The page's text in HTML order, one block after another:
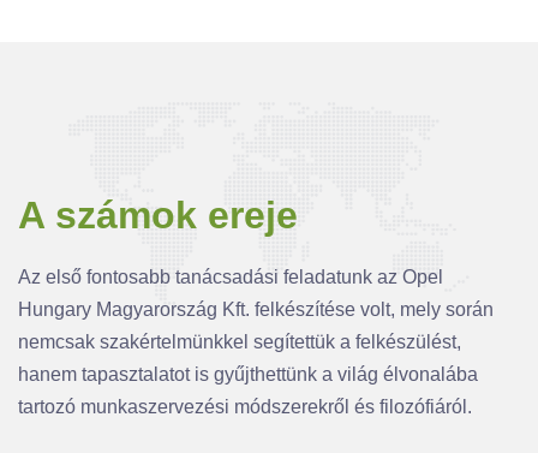
A számok ereje
Az első fontosabb tanácsadási feladatunk az Opel
Hungary Magyarország Kft. felkészítése volt, mely során
nemcsak szakértelmünkkel segítettük a felkészülést,
hanem tapasztalatot is gyűjthettünk a világ élvonalába
tartozó munkaszervezési módszerekről és filozófiáról.